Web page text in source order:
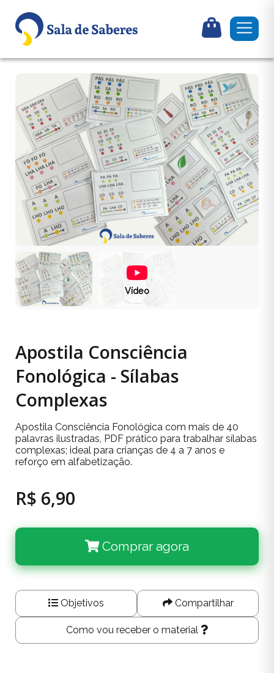
Vídeo
Apostila Consciência
Fonológica - Sílabas
Complexas
Apostila Consciência Fonológica com mais de 40
palavras ilustradas, PDF prático para trabalhar sílabas
complexas; ideal para crianças de 4 a 7 anos e
reforço em alfabetização.
R$ 6,90
Comprar agora
Objetivos Compartilhar
Como vou receber o material